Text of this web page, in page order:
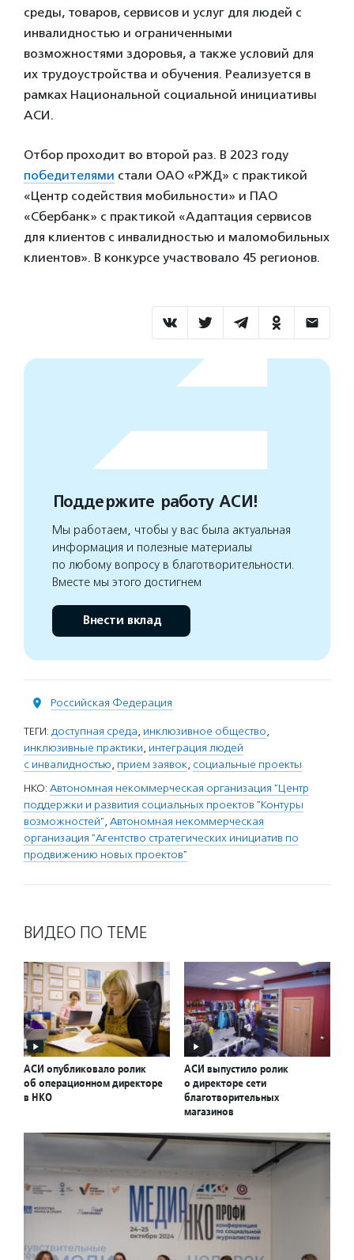
среды, товаров, сервисов и услуг для людей с
инвалидностью и ограниченными
возможностями здоровья, а также условий для
их трудоустройства и обучения. Реализуется в
рамках Национальной социальной инициативы
АСИ.
Отбор проходит во второй раз. В 2023 году
победителями стали ОАО «РЖД» с практикой
«Центр содействия мобильности» и ПАО
«Сбербанк» с практикой «Адаптация сервисов
для клиентов с инвалидностью и маломобильных
клиентов». В конкурсе участвовало 45 регионов.
Поддержите работу АСИ!
Мы работаем, чтобы у вас была актуальная
информация и полезные материалы
по любому вопросу в благотворительности.
Вместе мы этого достигнем
Внести вклад
Российская Федерация
ТЕГИ: доступная среда, инклюзивное общество,
инклюзивные практики, интеграция людей
с инвалидностью, прием заявок, социальные проекты
НКО: Автономная некоммерческая организация "Центр
поддержки и развития социальных проектов "Контуры
возможностей", Автономная некоммерческая
организация "Агентство стратегических инициатив по
продвижению новых проектов"
ВИДЕО ПО ТЕМЕ
АСИ опубликовало ролик
об операционном директоре
в НКО
АСИ выпустило ролик
о директоре сети
благотворительных
магазинов